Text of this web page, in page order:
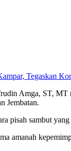
Amga, ST, MT
Jembatan.
pisah sambut
amanah